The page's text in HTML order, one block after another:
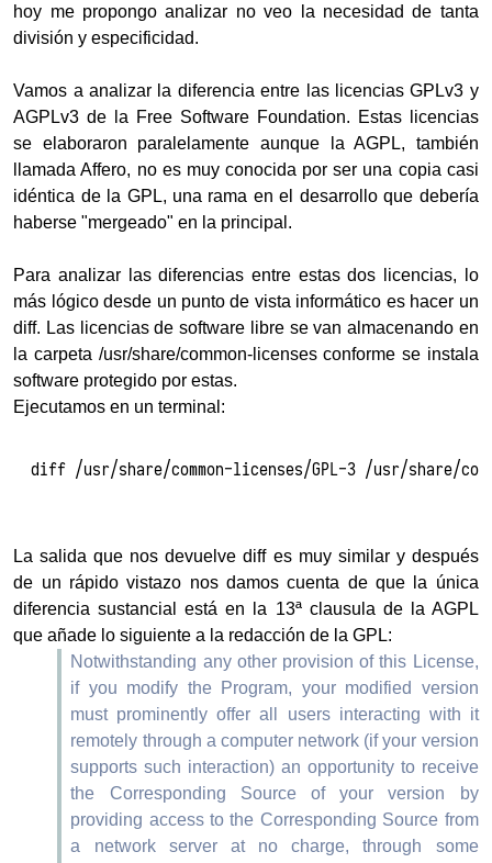
hoy me propongo analizar no veo la necesidad de tanta
división y especificidad.
Vamos a analizar la diferencia entre las licencias GPLv3 y
AGPLv3 de la Free Software Foundation. Estas licencias
se elaboraron paralelamente aunque la AGPL, también
llamada Affero, no es muy conocida por ser una copia casi
idéntica de la GPL, una rama en el desarrollo que debería
haberse "mergeado" en la principal.
Para analizar las diferencias entre estas dos licencias, lo
más lógico desde un punto de vista informático es hacer un
diff. Las licencias de software libre se van almacenando en
la carpeta /usr/share/common-licenses conforme se instala
software protegido por estas.
Ejecutamos en un terminal:
diff /usr/share/common-licenses/GPL-3 /usr/share/
La salida que nos devuelve diff es muy similar y después
de un rápido vistazo nos damos cuenta de que la única
diferencia sustancial está en la 13ª clausula de la AGPL
que añade lo siguiente a la redacción de la GPL:
Notwithstanding any other provision of this License,
if you modify the Program, your modified version
must prominently offer all users interacting with it
remotely through a computer network (if your version
supports such interaction) an opportunity to receive
the Corresponding Source of your version by
providing access to the Corresponding Source from
a network server at no charge, through some